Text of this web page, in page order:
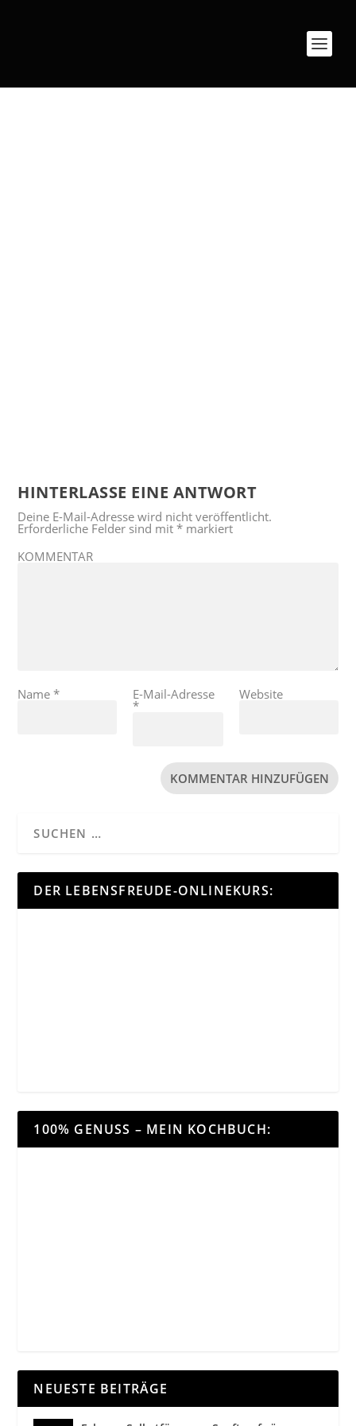
HINTERLASSE EINE ANTWORT
Deine E-Mail-Adresse wird nicht veröffentlicht.
Erforderliche Felder sind mit* markiert
KOMMENTAR
Name* E-Mail-Adresse
*
Website
DER LEBENSFREUDE-ONLINEKURS:
100% GENUSS – MEIN KOCHBUCH:
NEUESTE BEITRÄGE